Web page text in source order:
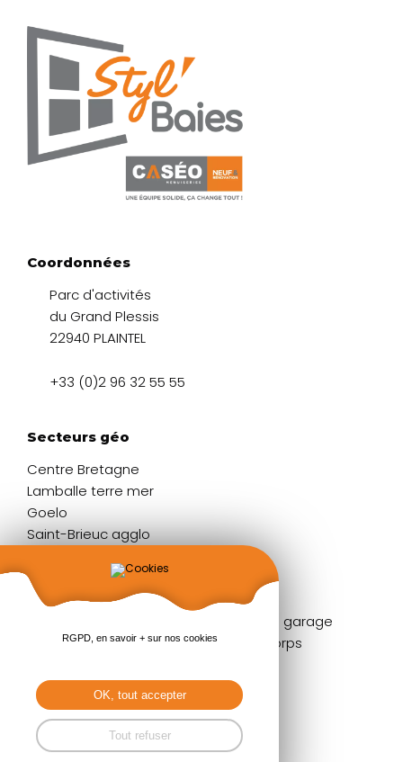
Coordonnées
Parc d'activités
du Grand Plessis
22940 PLAINTEL
+33 (0)2 96 32 55 55
Secteurs géo
Centre Bretagne
Lamballe terre mer
Goelo
Saint-Brieuc agglo
Liens rapides
Portes d'entrée
Baies coulissantes
Portails & clôtures
Portes de garage
Garde-corps
Pergolas
RGPD, en savoir + sur nos cookies
OK, tout accepter
Tout refuser